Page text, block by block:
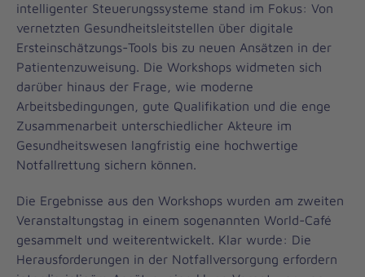
intelligenter Steuerungssysteme stand im Fokus: Von
vernetzten Gesundheitsleitstellen über digitale
Ersteinschätzungs-Tools bis zu neuen Ansätzen in der
Patientenzuweisung. Die Workshops widmeten sich
darüber hinaus der Frage, wie moderne
Arbeitsbedingungen, gute Qualifikation und die enge
Zusammenarbeit unterschiedlicher Akteure im
Gesundheitswesen langfristig eine hochwertige
Notfallrettung sichern können.
Die Ergebnisse aus den Workshops wurden am zweiten
Veranstaltungstag in einem sogenannten World-Café
gesammelt und weiterentwickelt. Klar wurde: Die
Herausforderungen in der Notfallversorgung erfordern